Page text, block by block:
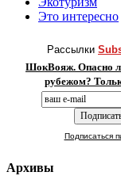
Это интересно
Рассылки
ШокВояж. Опасно
рубежом?
Подписаться
Архивы